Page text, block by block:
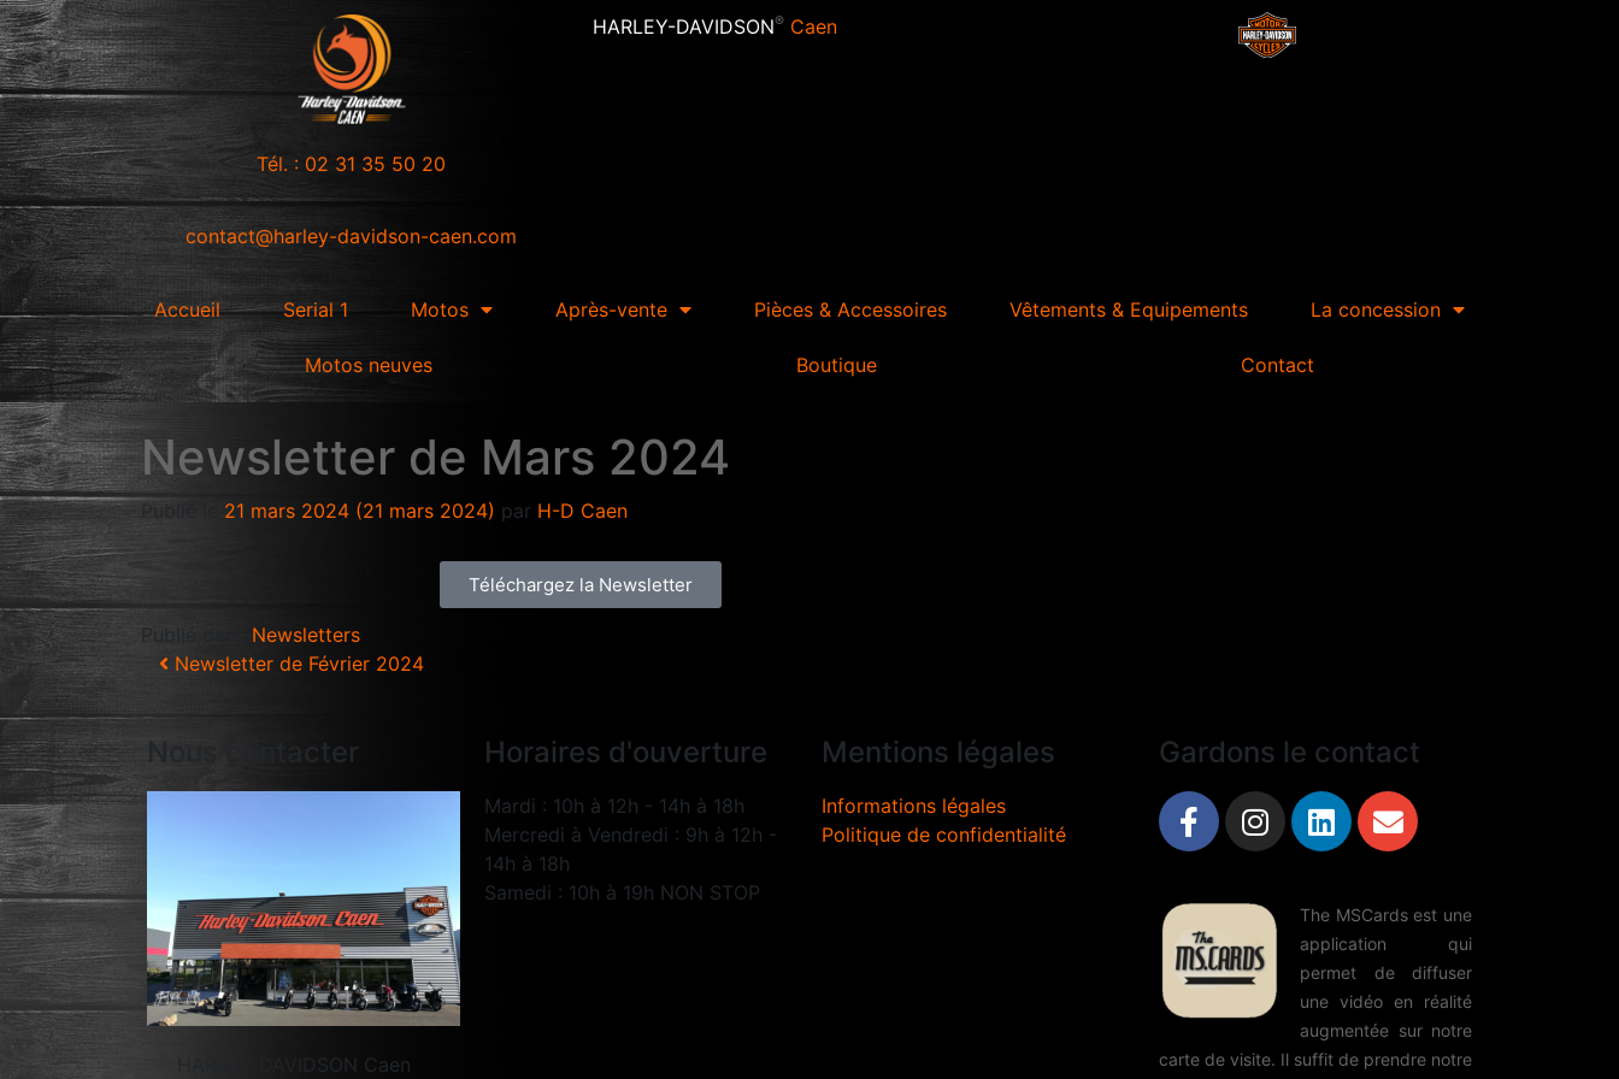
Tél. : 02 31 35 50 20
contact@harley-davidson-caen.com
HARLEY-DAVIDSON® Caen
Accueil Serial 1 Motos Après-vente Pièces & Accessoires Vêtements & Equipements La concession
Motos neuves Boutique Contact
Newsletter de Mars 2024
Publié le 21 mars 2024 (21 mars 2024) par H-D Caen
Téléchargez la Newsletter
Publié dans Newsletters
Newsletter de Février 2024
Nous contacter
HARLEY DAVIDSON Caen
Horaires d'ouverture
Mardi : 10h à 12h - 14h à 18h
Mercredi à Vendredi : 9h à 12h -
14h à 18h
Samedi : 10h à 19h NON STOP
Mentions légales
Informations légales
Politique de confidentialité
Gardons le contact
The MSCards est une
application qui
permet de diffuser
une vidéo en réalité
augmentée sur notre
carte de visite. Il suffit de prendre notre